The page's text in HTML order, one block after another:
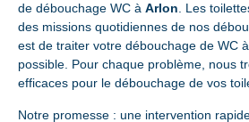
de débouchage WC à Arlon. Les
des missions quotidiennes de nos
est de traiter votre débouchage de WC à
possible. Pour chaque problème, nous
efficaces pour le débouchage de vos
Notre promesse : une intervention